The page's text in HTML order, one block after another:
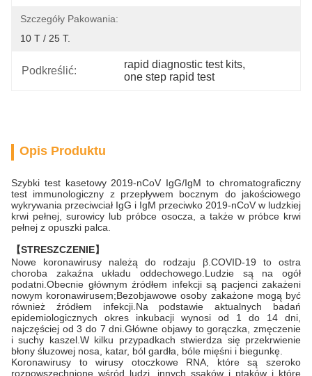
Szczegóły Pakowania:
10 T / 25 T.
Podkreślić:
rapid diagnostic test kits,
one step rapid test
Opis Produktu
Szybki test kasetowy 2019-nCoV IgG/IgM to chromatograficzny
test immunologiczny z przepływem bocznym do jakościowego
wykrywania przeciwciał IgG i IgM przeciwko 2019-nCoV w ludzkiej
krwi pełnej, surowicy lub próbce osocza, a także w próbce krwi
pełnej z opuszki palca.
【STRESZCZENIE】
Nowe koronawirusy należą do rodzaju β.COVID-19 to ostra
choroba zakaźna układu oddechowego.Ludzie są na ogół
podatni.Obecnie głównym źródłem infekcji są pacjenci zakażeni
nowym koronawirusem;Bezobjawowe osoby zakażone mogą być
również źródłem infekcji.Na podstawie aktualnych badań
epidemiologicznych okres inkubacji wynosi od 1 do 14 dni,
najczęściej od 3 do 7 dni.Główne objawy to gorączka, zmęczenie
i suchy kaszel.W kilku przypadkach stwierdza się przekrwienie
błony śluzowej nosa, katar, ból gardła, bóle mięśni i biegunkę.
Koronawirusy to wirusy otoczkowe RNA, które są szeroko
rozpowszechnione wśród ludzi, innych ssaków i ptaków i które